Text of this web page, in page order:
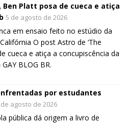
Ben Platt posa de cueca e atiça
5 de agosto de 2026
em ensaio feito no estúdio da
O post Astro de ‘The
cueca e atiça a concupiscência da
BLOG BR.
por estudantes
agosto de 2026
pública dá origem a livro de